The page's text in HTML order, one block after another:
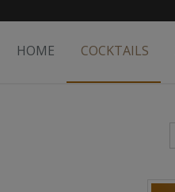
HOME COCKTAILS